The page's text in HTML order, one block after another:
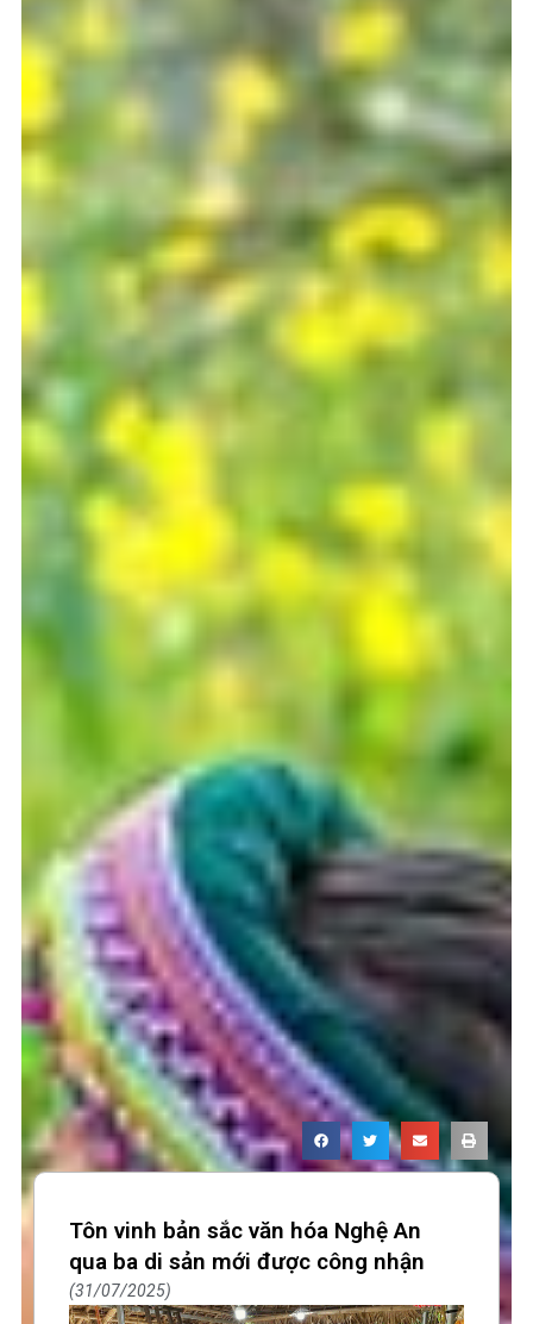
Tôn vinh bản sắc văn hóa Nghệ An
qua ba di sản mới được công nhận
31/07/2025